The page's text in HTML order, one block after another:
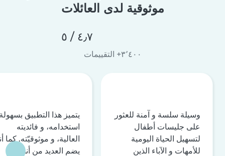
موثوقية لدى العائلات
٤٫٧ / ٥
٣٬٤٠٠+ التقييمات
وسيلة سلسة و آمنة للعثور
على جليسات أطفال
لتسهيل الحياة اليومية
للأمهات و الآباء الذين
يتميز هذا التطبيق
استخدامه، و فائديته
العالية، و موثوقيّته. كما
يضم العديد من أنظمة